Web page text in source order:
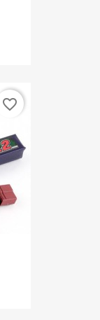
favorite_border